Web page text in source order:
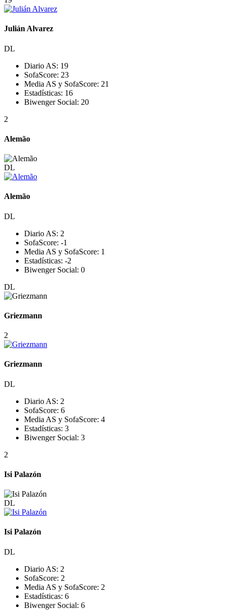
Julián Alvarez
DL
Diario AS: 19
SofaScore: 23
Media AS y SofaScore: 21
Estadísticas: 16
Biwenger Social: 20
2
Alemão
DL
Alemão
DL
Diario AS: 2
SofaScore: -1
Media AS y SofaScore: 1
Estadísticas: -2
Biwenger Social: 0
DL
Griezmann
2
Griezmann
DL
Diario AS: 2
SofaScore: 6
Media AS y SofaScore: 4
Estadísticas: 3
Biwenger Social: 3
2
Isi Palazón
DL
Isi Palazón
DL
Diario AS: 2
SofaScore: 2
Media AS y SofaScore: 2
Estadísticas: 6
Biwenger Social: 6